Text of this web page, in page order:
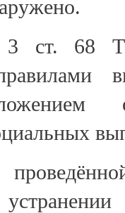
3 ст. 68